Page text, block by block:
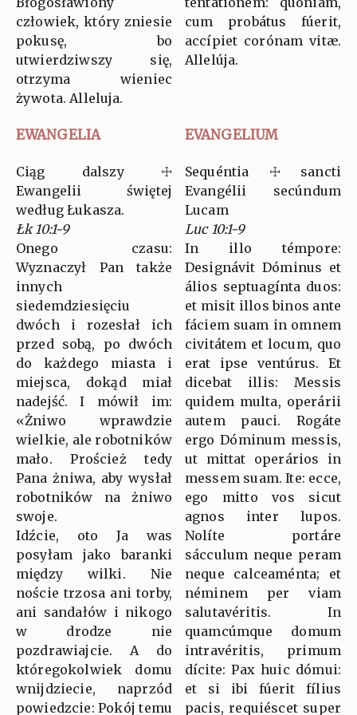
człowiek, który zniesie
pokusę, bo
utwierdziwszy się,
otrzyma wieniec
żywota. Alleluja.
cum probátus fúerit,
accípiet corónam vitæ.
Allelúja.
EWANGELIA EVANGELIUM
Ciąg dalszy ☩
Ewangelii świętej
według Łukasza.
Łk 10:1-9
Onego czasu:
Wyznaczył Pan także
innych
siedemdziesięciu
dwóch i rozesłał ich
przed sobą, po dwóch
do każdego miasta i
miejsca, dokąd miał
nadejść. I mówił im:
«Żniwo wprawdzie
wielkie, ale robotników
mało. Proścież tedy
Pana żniwa, aby wysłał
robotników na żniwo
swoje.
Idźcie, oto Ja was
posyłam jako baranki
między wilki. Nie
noście trzosa ani torby,
ani sandałów i nikogo
w drodze nie
pozdrawiajcie. A do
któregokolwiek domu
wnijdziecie, naprzód
powiedzcie: Pokój temu
Sequéntia ☩ sancti
Evangélii secúndum
Lucam
Luc 10:1-9
In illo témpore:
Designávit Dóminus et
álios septuagínta duos:
et misit illos binos ante
fáciem suam in omnem
civitátem et locum, quo
erat ipse ventúrus. Et
dicebat illis: Messis
quidem multa, operárii
autem pauci. Rogáte
ergo Dóminum messis,
ut mittat operários in
messem suam. Ite: ecce,
ego mitto vos sicut
agnos inter lupos.
Nolíte portáre
sácculum neque peram
neque calceaménta; et
néminem per viam
salutavéritis. In
quamcúmque domum
intravéritis, primum
dícite: Pax huic dómui:
et si ibi fúerit fílius
pacis, requiéscet super